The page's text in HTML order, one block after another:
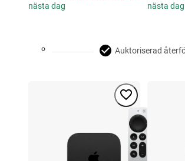
nästa dag
nästa dag
Auktoriserad